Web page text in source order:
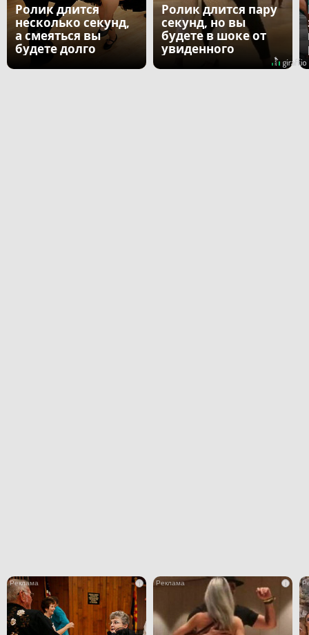
Ролик длится
несколько секунд,
а смеяться вы
будете долго
Ролик длится пару
секунд, но вы
будете в шоке от
увиденного
i i